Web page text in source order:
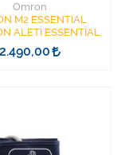
Omron
M2 ESSENTIAL
ALETİ ESSENTİAL
2.490,00